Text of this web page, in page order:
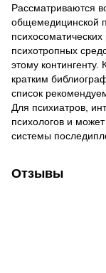
Рассматриваются
общемедицинской
психотропных
этому
кратким
список
Для психиатров,
психологов и
системы
Отзывы